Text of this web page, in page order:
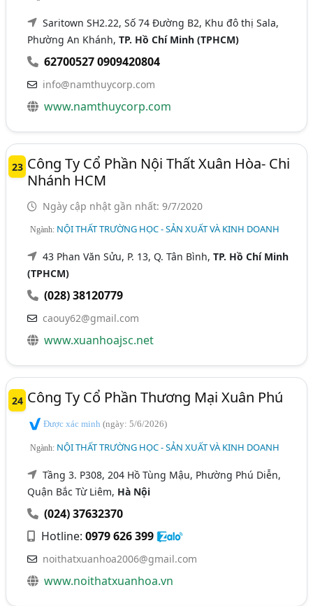
Saritown SH2.22, Số 74 Đường B2, Khu đô thị Sala,
Phường An Khánh,TP. Hồ Chí Minh (TPHCM)
62700527 0909420804
info@namthuycorp.com
www.namthuycorp.com
23 Công Ty Cổ Phần Nội Thất Xuân Hòa- Chi
Nhánh HCM
Ngày cập nhật gần nhất: 9/7/2020
Ngành: NỘI THẤT TRƯỜNG HỌC - SẢN XUẤT VÀ KINH DOANH
43 Phan Văn Sửu, P. 13, Q. Tân Bình,TP. Hồ Chí Minh
(TPHCM)
(028) 38120779
caouy62@gmail.com
www.xuanhoajsc.net
24 Công Ty Cổ Phần Thương Mại Xuân Phú
Được xác minh(ngày: 5/6/2026)
Ngành: NỘI THẤT TRƯỜNG HỌC - SẢN XUẤT VÀ KINH DOANH
Tầng 3. P308, 204 Hồ Tùng Mậu, Phường Phú Diễn,
Quận Bắc Từ Liêm, Hà Nội
(024) 37632370
Hotline:0979 626 399
noithatxuanhoa2006@gmail.com
www.noithatxuanhoa.vn